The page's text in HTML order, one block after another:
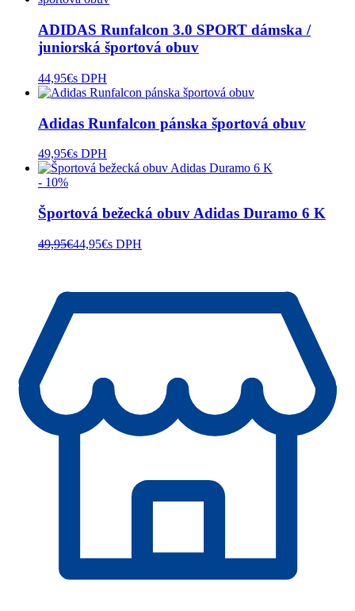
ADIDAS Runfalcon 3.0 SPORT dámska /
juniorská športová obuv
44,95€s DPH
Adidas Runfalcon pánska športová obuv
49,95€s DPH
- 10%
Športová bežecká obuv Adidas Duramo 6 K
49,95€44,95€s DPH